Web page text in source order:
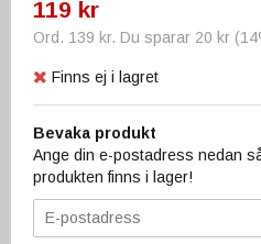
119 kr
Ord. 139 kr. Du sparar 20 kr (14
Finns ej i lagret
Bevaka produkt
Ange din e-postadress nedan
produkten finns i lager!